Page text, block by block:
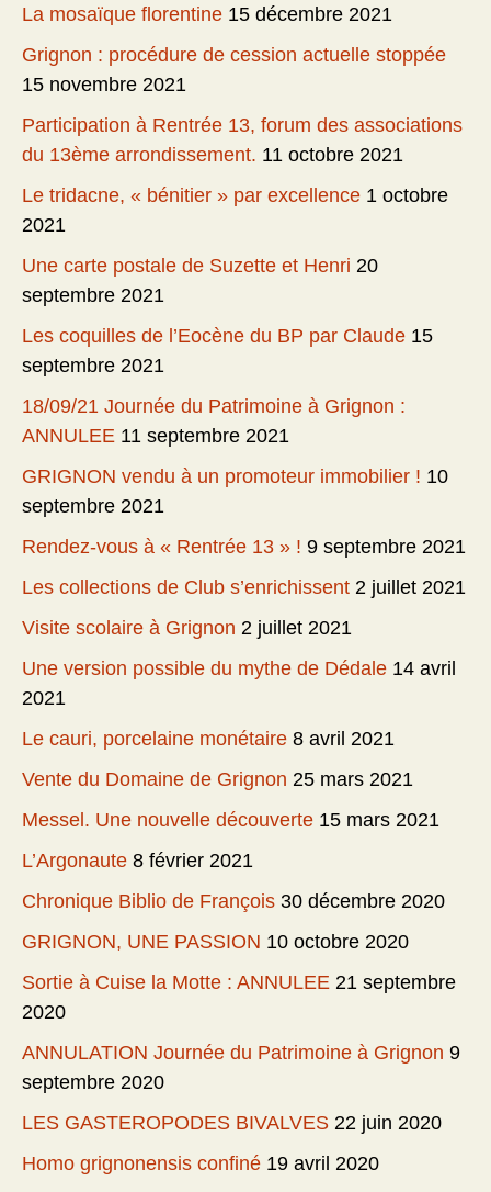
La mosaïque florentine 15 décembre 2021
Grignon : procédure de cession actuelle stoppée
15 novembre 2021
Participation à Rentrée 13, forum des associations
du 13ème arrondissement. 11 octobre 2021
Le tridacne, « bénitier » par excellence 1 octobre
2021
Une carte postale de Suzette et Henri 20
septembre 2021
Les coquilles de l’Eocène du BP par Claude 15
septembre 2021
18/09/21 Journée du Patrimoine à Grignon :
ANNULEE 11 septembre 2021
GRIGNON vendu à un promoteur immobilier ! 10
septembre 2021
Rendez-vous à « Rentrée 13 » ! 9 septembre 2021
Les collections de Club s’enrichissent 2 juillet 2021
Visite scolaire à Grignon 2 juillet 2021
Une version possible du mythe de Dédale 14 avril
2021
Le cauri, porcelaine monétaire 8 avril 2021
Vente du Domaine de Grignon 25 mars 2021
Messel. Une nouvelle découverte 15 mars 2021
L’Argonaute 8 février 2021
Chronique Biblio de François 30 décembre 2020
GRIGNON, UNE PASSION 10 octobre 2020
Sortie à Cuise la Motte : ANNULEE 21 septembre
2020
ANNULATION Journée du Patrimoine à Grignon 9
septembre 2020
LES GASTEROPODES BIVALVES 22 juin 2020
Homo grignonensis confiné 19 avril 2020